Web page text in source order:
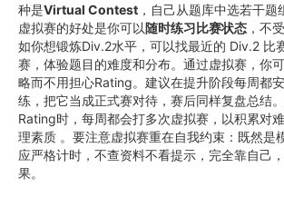
种是Virtual Contest ，自己从题库中选若干题
虚拟赛的好处是你可以随时练习比赛状态 ，不
如你想锻炼Div.2水平，可以找最近的 Div.2 比
赛，体验题目的难度和分布。通过虚拟赛，你
略而不用担心Rating。建议在提升阶段每周都
练，把它当成正式赛对待，赛后同样复盘总结
Rating时，每周都会打多次虚拟赛，以积累对
理素质 。要注意虚拟赛重在自我约束：既然是
应严格计时，不查资料不看提示，完全靠自己
果。